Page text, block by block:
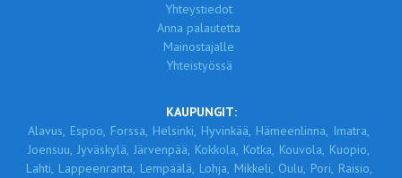
Yhteystiedot
Anna palautetta
Mainostajalle
Yhteistyössä
KAUPUNGIT:
Alavus, Espoo, Forssa, Helsinki, Hyvinkää, Hämeenlinna, Imatra,
Joensuu, Jyväskylä, Järvenpää, Kokkola, Kotka, Kouvola, Kuopio,
Lahti, Lappeenranta, Lempäälä, Lohja, Mikkeli, Oulu, Pori, Raisio,